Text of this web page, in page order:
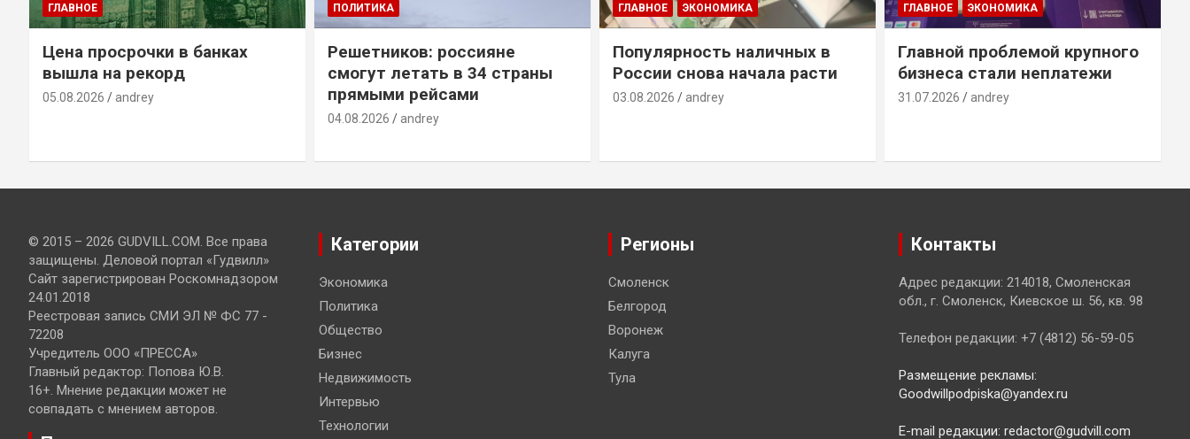
ГЛАВНОЕ
Цена просрочки в банках
вышла на рекорд
05.08.2026 andrey
ПОЛИТИКА
Решетников: россияне
смогут летать в 34 страны
прямыми рейсами
04.08.2026 andrey
ГЛАВНОЕ ЭКОНОМИКА
Популярность наличных в
России снова начала расти
03.08.2026 andrey
ГЛАВНОЕ ЭКОНОМИКА
Главной проблемой крупного
бизнеса стали неплатежи
31.07.2026 andrey
© 2015 – 2026 GUDVILL.COM. Все права
защищены. Деловой портал «Гудвилл»
Сайт зарегистрирован Роскомнадзором
24.01.2018
Реестровая запись СМИ ЭЛ № ФС 77 -
72208
Учредитель ООО «ПРЕССА»
Главный редактор: Попова Ю.В.
16+. Мнение редакции может не
совпадать с мнением авторов.
Категории
Экономика
Политика
Общество
Бизнес
Недвижимость
Интервью
Технологии
Регионы
Смоленск
Белгород
Воронеж
Калуга
Тула
Контакты
Адрес редакции: 214018, Смоленская
обл., г. Смоленск, Киевское ш. 56, кв. 98
Телефон редакции: +7 (4812) 56-59-05
Размещение рекламы:
Goodwillpodpiska@yandex.ru
E-mail редакции: redactor@gudvill.com